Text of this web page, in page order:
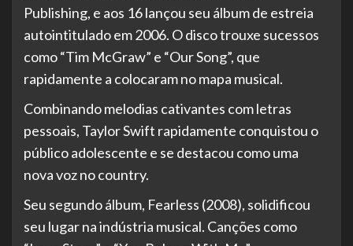
Publishing, e aos 16 lançou seu álbum de estreia
autointitulado em 2006. O disco trouxe sucessos
como “Tim McGraw” e “Our Song”, que
rapidamente a colocaram no mapa musical.
Combinando melodias cativantes com letras
pessoais, Taylor Swift rapidamente conquistou o
público adolescente e se destacou como uma
nova voz no country.
Seu segundo álbum, Fearless (2008), solidificou
seu lugar na indústria musical. Canções como